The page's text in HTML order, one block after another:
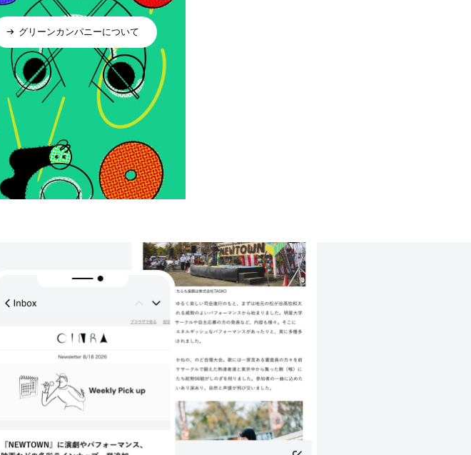
グリーンカンパニーについて